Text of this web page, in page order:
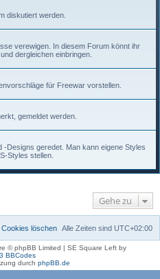
diskutiert werden.
verewigen. In diesem Forum könnt ihr
dergleichen einbringen.
für Freewar vorstellen.
gemeldet werden.
Designs geredet. Man kann eigene Styles
Styles stellen.
Gehe zu
Alle Zeiten sind UTC+02:00
Cookies löschen
© phpBB Limited | SE Square Left by
BBCodes
durch phpBB.de